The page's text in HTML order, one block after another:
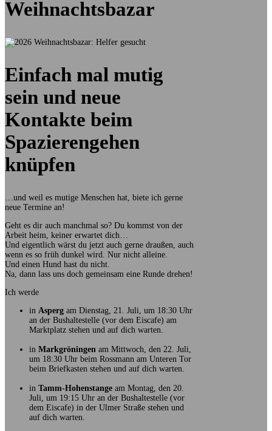
Weihnachtsbazar
Einfach mal mutig
sein und neue
Kontakte beim
Spazierengehen
knüpfen
…und weil es mutige Menschen hat, biete ich gerne
neue Termine an!
Geht es dir auch manchmal so? Du kommst von der
Arbeit heim, keiner erwartet dich…
Und eigentlich wärst du jetzt auch gerne draußen, auch
wenn es so früh dunkel wird. Nur nicht alleine.
Und einen Hund hast du nicht.
Na, dann lass uns doch gemeinsam eine Runde drehen!
Ich werde
in Asperg am Dienstag, 21. Juli, um 18:30 Uhr
an der Bushaltestelle (vor dem Eiscafe) am
Marktplatz stehen und auf dich warten.
in Markgröningen am Mittwoch, den 22. Juli,
um 18:30 Uhr beim Rossmann am Unteren Tor
beim Briefkasten stehen und auf dich warten.
in Tamm-Hohenstange am Montag, den 20.
Juli, um 19:15 Uhr an der Bushaltestelle (vor
dem Eiscafe) in der Ulmer Straße stehen und
auf dich warten.